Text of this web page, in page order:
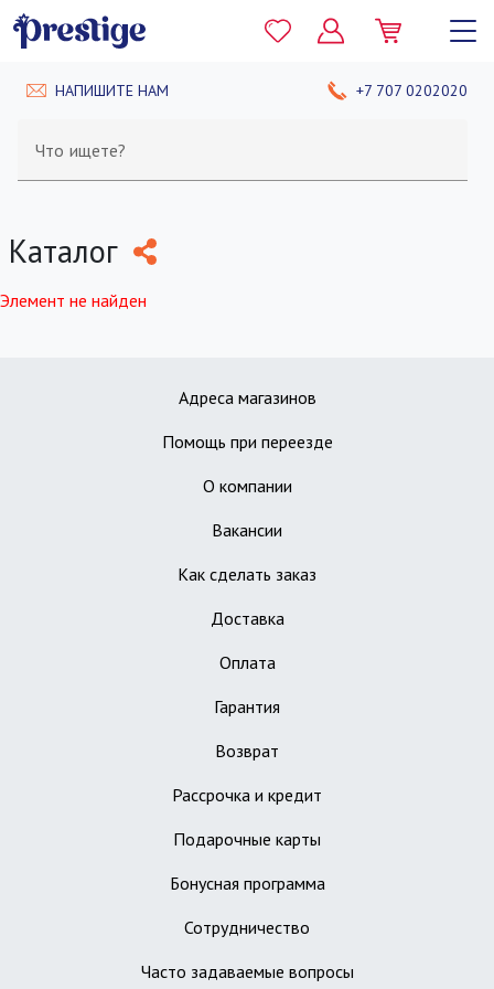
НАПИШИТЕ НАМ +7 707 0202020
Что ищете?
Каталог
Элемент не найден
Адреса магазинов
Помощь при переезде
О компании
Вакансии
Как сделать заказ
Доставка
Оплата
Гарантия
Возврат
Рассрочка и кредит
Подарочные карты
Бонусная программа
Сотрудничество
Часто задаваемые вопросы